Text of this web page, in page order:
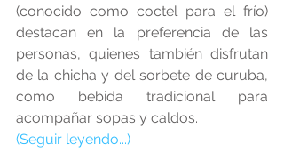
(conocido como coctel para el frío)
destacan en la preferencia de las
personas, quienes también disfrutan
de la chicha y del sorbete de curuba,
como bebida tradicional para
acompañar sopas y caldos.
(Seguir leyendo...)